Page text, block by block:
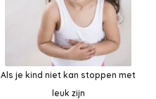
Als je kind niet kan stoppen met
leuk zijn